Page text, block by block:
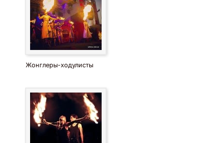
Жонглеры-ходулисты